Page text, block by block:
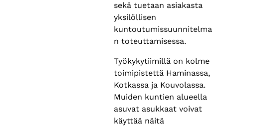
sekä tuetaan asiakasta
yksilöllisen
kuntoutumissuunnitelma
n toteuttamisessa.
Työkykytiimillä on kolme
toimipistettä Haminassa,
Kotkassa ja Kouvolassa.
Muiden kuntien alueella
asuvat asukkaat voivat
käyttää näitä